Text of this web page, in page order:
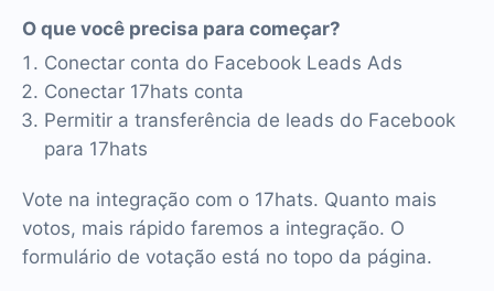
O que você precisa para começar?
Conectar conta do Facebook Leads Ads
Conectar 17hats conta
Permitir a transferência de leads do Facebook
para 17hats
Vote na integração com o 17hats. Quanto mais
votos, mais rápido faremos a integração. O
formulário de votação está no topo da página.